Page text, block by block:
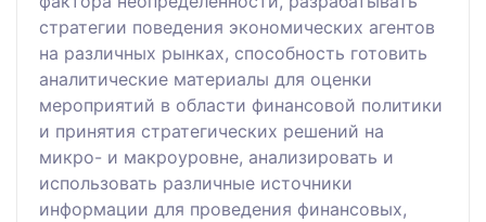
стратегии поведения экономических агентов
на различных рынках, способность готовить
аналитические материалы для оценки
мероприятий в области финансовой политики
и принятия стратегических решений на
микро- и макроуровне, анализировать и
использовать различные источники
информации для проведения финансовых,